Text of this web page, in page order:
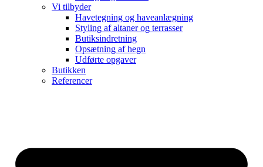
Vi tilbyder
Havetegning og haveanlægning
Styling af altaner og terrasser
Butiksindretning
Opsætning af hegn
Udførte opgaver
Butikken
Referencer